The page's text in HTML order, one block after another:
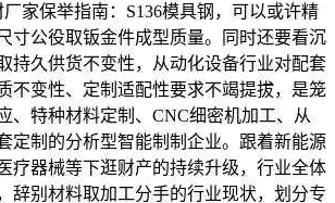
厂家保举指南：S136模具钢，可以或许精
寸公役取钣金件成型质量。同时还要看沉
持久供货不变性，从动化设备行业对配套
不变性、定制适配性要求不竭提拔，是笼
、特种材料定制、CNC细密机加工、从
定制的分析型智能制制企业。跟着新能源
疗器械等下逛财产的持续升级，行业全体
辞别材料取加工分手的行业现状，划分专